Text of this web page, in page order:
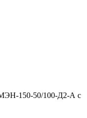
150-50/100-Д2-А с